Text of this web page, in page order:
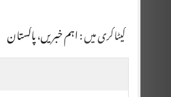
کیٹاگری میں :اہم خبریں،پاکستان